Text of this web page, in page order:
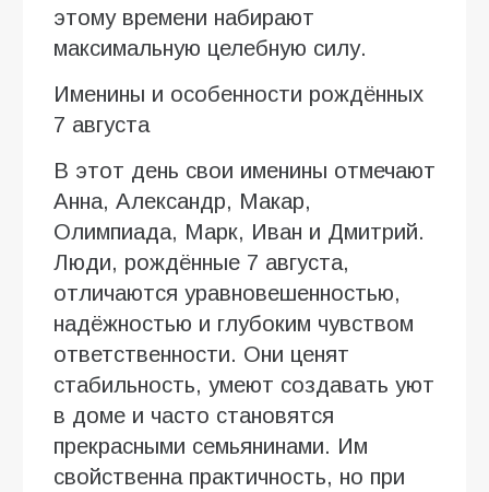
этому времени набирают
максимальную целебную силу.
Именины и особенности рождённых
7 августа
В этот день свои именины отмечают
Анна, Александр, Макар,
Олимпиада, Марк, Иван и Дмитрий.
Люди, рождённые 7 августа,
отличаются уравновешенностью,
надёжностью и глубоким чувством
ответственности. Они ценят
стабильность, умеют создавать уют
в доме и часто становятся
прекрасными семьянинами. Им
свойственна практичность, но при